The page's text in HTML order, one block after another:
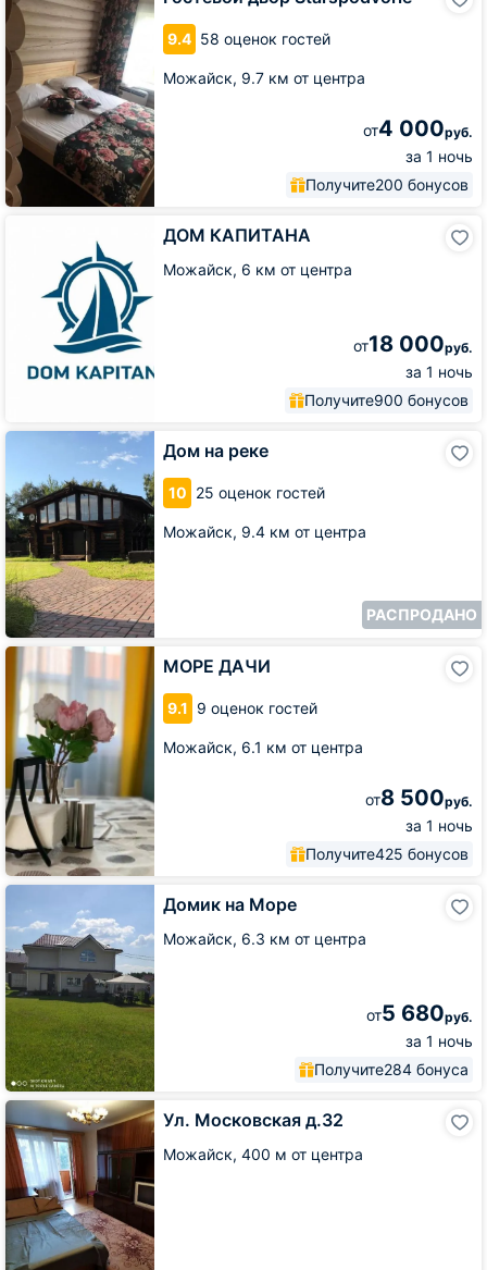
9.4 58 оценок гостей
Можайск, 9.7 км от центра
от4 000руб.
за 1 ночь
Получите200 бонусов
двор
Starspodvorie
ДОМ КАПИТАНА
Можайск, 6 км от центра
от18 000руб.
за 1 ночь
Получите900 бонусов
Дом на реке
10 25 оценок гостей
Можайск, 9.4 км от центра
РАСПРОДАНО
Дом
реке
МОРЕ ДАЧИ
9.1 9 оценок гостей
Можайск, 6.1 км от центра
от8 500руб.
за 1 ночь
Получите425 бонусов
МОРЕ
ДАЧИ
Домик на Море
Можайск, 6.3 км от центра
от5 680руб.
за 1 ночь
Получите284 бонуса
Домик
Море
Ул. Московская д.32
Можайск, 400 м от центра
Ул.
Московская
д.32